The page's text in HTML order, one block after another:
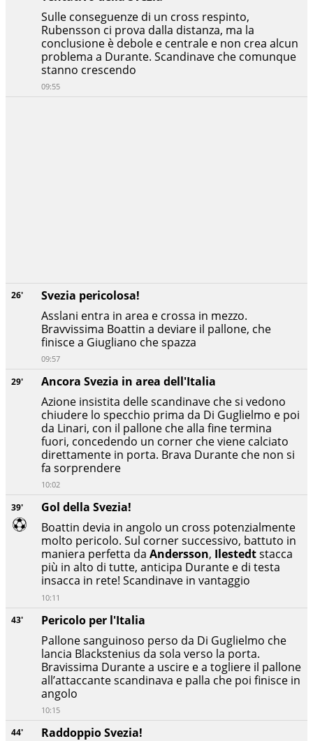
44'
Raddoppio Svezia!
43'
Pericolo per l'Italia
Pallone sanguinoso perso da Di Guglielmo che
lancia Blackstenius da sola verso la porta.
Bravissima Durante a uscire e a togliere il pallone
all’attaccante scandinava e palla che poi finisce in
angolo
10:15
39'
Gol della Svezia!
Boattin devia in angolo un cross potenzialmente
molto pericolo. Sul corner successivo, battuto in
maniera perfetta da Andersson, Ilestedtstacca
più in alto di tutte, anticipa Durante e di testa
insacca in rete! Scandinave in vantaggio
10:11
29'
Ancora Svezia in area dell'Italia
Azione insistita delle scandinave che si vedono
chiudere lo specchio prima da Di Guglielmo e poi
da Linari, con il pallone che alla fine termina
fuori, concedendo un corner che viene calciato
direttamente in porta. Brava Durante che non si
fa sorprendere
10:02
26'
Svezia pericolosa!
Asslani entra in area e crossa in mezzo.
Bravvissima Boattin a deviare il pallone, che
finisce a Giugliano che spazza
09:57
Sulle conseguenze di un cross respinto,
Rubensson ci prova dalla distanza, ma la
conclusione è debole e centrale e non crea alcun
problema a Durante. Scandinave che comunque
stanno crescendo
09:55